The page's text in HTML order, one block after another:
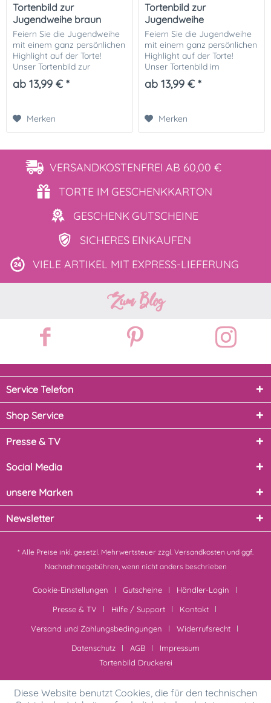
Tortenbild zur
Jugendweihe braun
Feiern Sie die Jugendweihe
mit einem ganz persönlichen
Highlight auf der Torte!
Unser Tortenbild zur
Jugendweihe macht jede
Feier zu etwas Besonderem
ab 13,99 € *
Merken
Tortenbild zur
Jugendweihe
Fotostreifen
Feiern Sie die Jugendweihe
mit einem ganz persönlichen
Highlight auf der Torte!
Unser Tortenbild im
Fotostreifen-Design auf
Kraftpapier-Optik macht
ab 13,99 € *
Merken
VERSANDKOSTENFREI AB 60,00 €
TORTE IM GESCHENKKARTON
GESCHENK GUTSCHEINE
SICHERES EINKAUFEN
VIELE ARTIKEL MIT EXPRESS-LIEFERUNG
Zum Blog
Service Telefon
Shop Service
Presse & TV
Social Media
unsere Marken
Newsletter
* Alle Preise inkl. gesetzl. Mehrwertsteuer zzgl. Versandkosten und ggf.
Nachnahmegebühren, wenn nicht anders beschrieben
Cookie-Einstellungen Gutscheine
Händler-Login
Presse & TV
Hilfe / Support
Kontakt
Versand und Zahlungsbedingungen
Widerrufsrecht
Datenschutz
AGB
Impressum
Tortenbild Druckerei
Diese Website benutzt Cookies, die für den technischen